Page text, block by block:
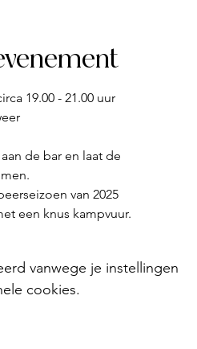
19.00 - 21.00 uur
de bar en laat de
van 2025
een knus kampvuur.
vanwege je instellingen
cookies.